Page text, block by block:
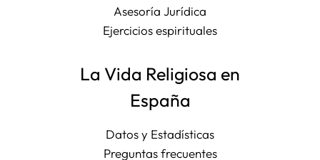
Asesoría Jurídica
Ejercicios espirituales
La Vida Religiosa en
España
Datos y Estadísticas
Preguntas frecuentes